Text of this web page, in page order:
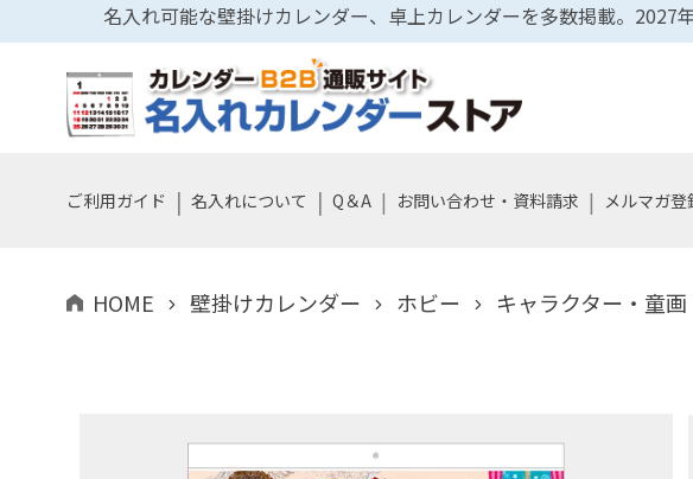
名入れ可能な壁掛けカレンダー、卓上カレンダーを多数掲載。2027
ご利用ガイド | 名入れについて | Q＆A | お問い合わせ・資料請求 | メルマガ登
HOME 壁掛けカレンダー ホビー キャラクター・童画